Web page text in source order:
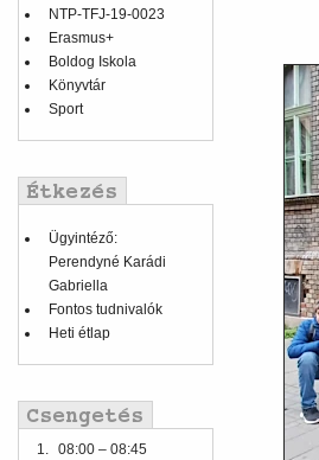
NTP-TFJ-19-0023
Erasmus+
Boldog Iskola
Könyvtár
Sport
Ügyintéző:
Perendyné Karádi
Gabriella
Fontos tudnivalók
Heti étlap
1. 08:00 – 08:45